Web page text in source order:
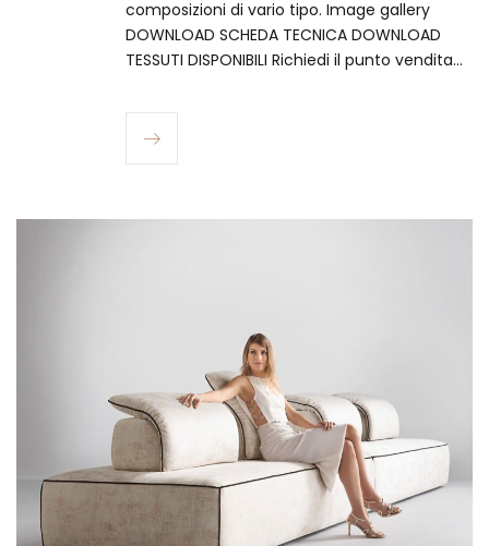
composizioni di vario tipo. Image gallery
DOWNLOAD SCHEDA TECNICA DOWNLOAD
TESSUTI DISPONIBILI Richiedi il punto vendita…